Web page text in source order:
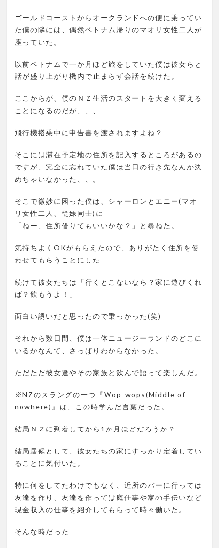
ゴールドコーストからオークランドへの便に乗ってい
た僕の隣には、偶然ベトナム帰りのマオリ女性二人が
座っていた。
以前ベトナムで一か月ほど旅をしていた僕は彼女らと
話が盛り上がり機内で止まらず会話を続けた。
ここからが、僕のＮＺ生活のスタートを大きく変える
ことになるのだが、、、
飛行機搭乗中に申告書を渡されますよね？
そこには滞在予定地の住所を記入するところがあるの
ですが、完全に忘れていた僕は当日の行き先なんか決
めちゃいなかった、、。
そこで微妙に困った僕は、シャーロンとエニー(マオ
リ女性二人、従妹同士)に
「ねー、住所借りてもいいかな？」と尋ねた。
気持ちよくOKがもらえたので、ありがたく住所を使
わせてもらうことにした
続けて彼女たちは「行くとこないなら？家に遊びくれ
ば？飲もうよ！」
面白い誘いだと思ったので乗っかった(笑)
それから数日間、僕は一体ニュージーランドのどこに
いるかなんて、さっぱりわからなかった。
ただただ彼女達やその家族と飲んで語って楽しんだ。
※NZのスラングの一つ『Wop-wops(Middle of
nowhere)』は、この時学んだ言葉だった。
結局ＮＺに到着してから1か月ほどだろうか？
結局居候として、彼女たちの家にすっかり定着してい
ることに気付いた。
特に何をしてたわけでもなく、近所のバーに行っては
友達を作り、友達を作っては庭仕事や家の手伝いなど
現金収入の仕事を紹介してもらって時々働いた。
そんな時だった